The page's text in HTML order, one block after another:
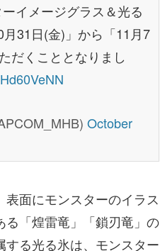
イメージグラス＆光る
31日(金)」から「11月7
だくこととなりまし
October
面にモンスターのイラス
る「煌雷竜」「鎖刃竜」の
る光る氷は、モンスター